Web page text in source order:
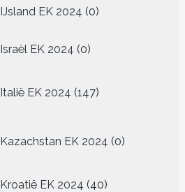
IJsland EK 2024 00
Israël EK 2024 00
Italië EK 2024 147
producten
Kazachstan EK 2024 0
producten
Kroatië EK 2024 4040